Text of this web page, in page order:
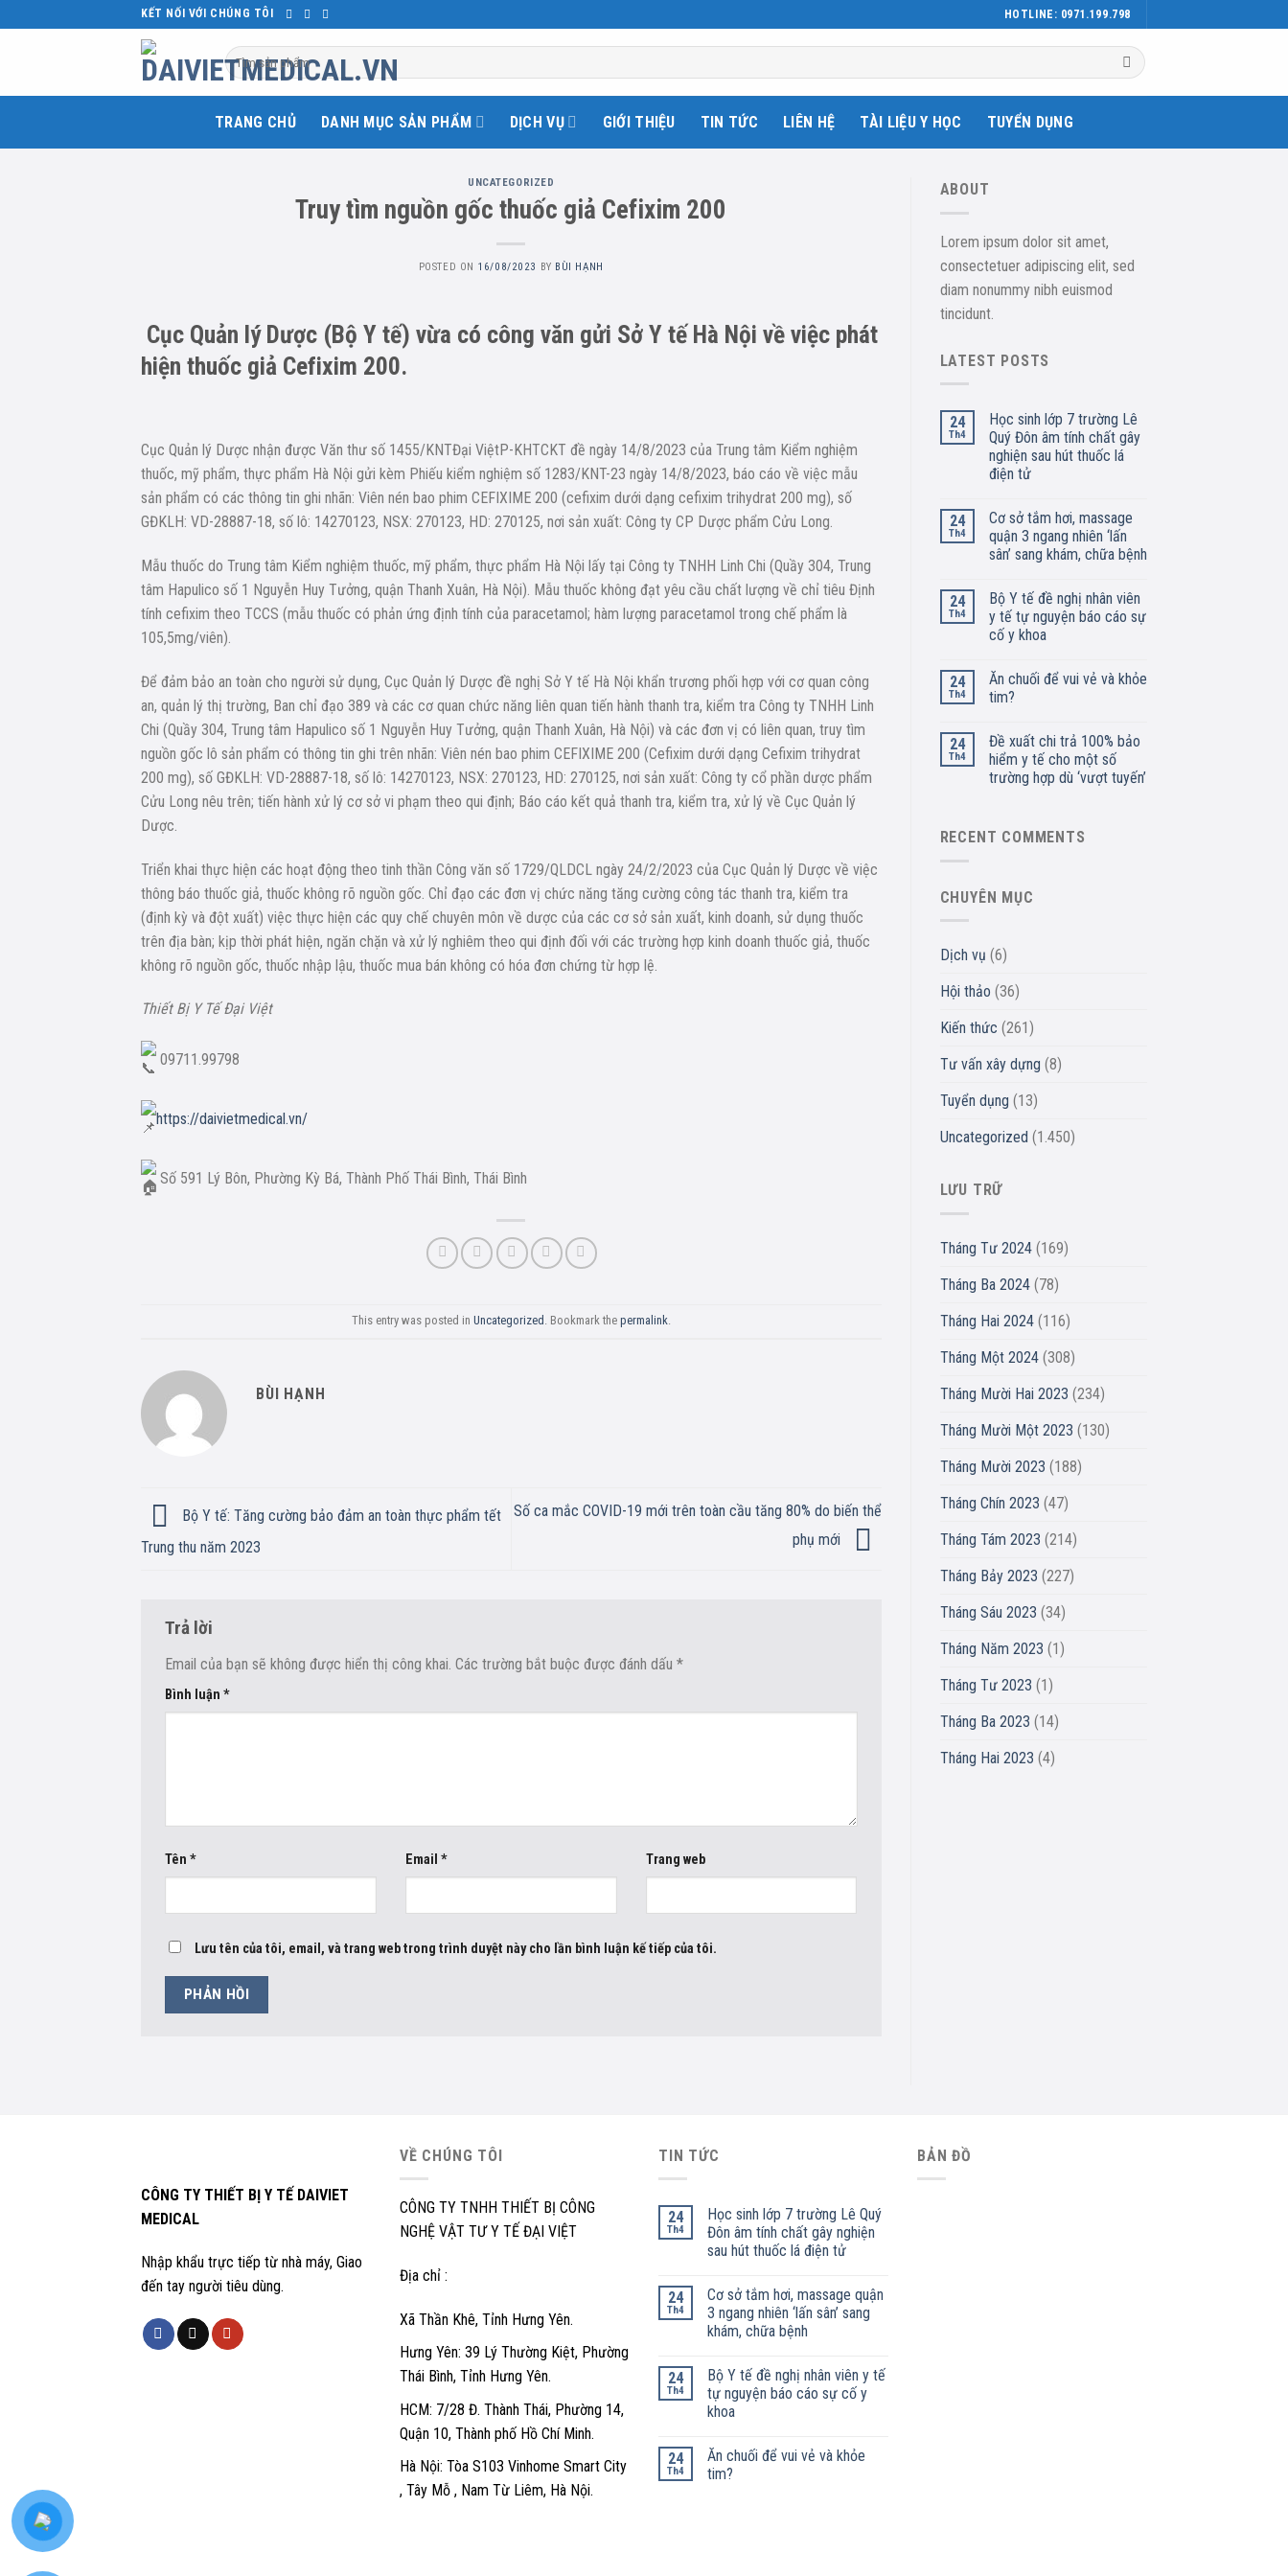
to
KẾT NỐI VỚI CHÚNG TÔI HOTLINE: 0971.199.798
Tìm
kiếm:
TRANG CHỦ DANH MỤC SẢN PHẨM DỊCH VỤ GIỚI THIỆU TIN TỨC LIÊN HỆ TÀI LIỆU Y HỌC TUYỂN DỤNG
UNCATEGORIZED
Truy tìm nguồn gốc thuốc giả Cefixim 200
POSTED ON 16/08/2023 BY BÙI HẠNH
Cục Quản lý Dược (Bộ Y tế) vừa có công văn gửi Sở Y tế Hà Nội về việc phát
hiện thuốc giả Cefixim 200.
Cục Quản lý Dược nhận được Văn thư số 1455/KNTĐại ViệtP-KHTCKT đề ngày 14/8/2023 của Trung tâm Kiểm nghiệm
thuốc, mỹ phẩm, thực phẩm Hà Nội gửi kèm Phiếu kiểm nghiệm số 1283/KNT-23 ngày 14/8/2023, báo cáo về việc mẫu
sản phẩm có các thông tin ghi nhãn: Viên nén bao phim CEFIXIME 200 (cefixim dưới dạng cefixim trihydrat 200 mg), số
GĐKLH: VD-28887-18, số lô: 14270123, NSX: 270123, HD: 270125, nơi sản xuất: Công ty CP Dược phẩm Cửu Long.
Mẫu thuốc do Trung tâm Kiểm nghiệm thuốc, mỹ phẩm, thực phẩm Hà Nội lấy tại Công ty TNHH Linh Chi (Quầy 304, Trung
tâm Hapulico số 1 Nguyễn Huy Tưởng, quận Thanh Xuân, Hà Nội). Mẫu thuốc không đạt yêu cầu chất lượng về chỉ tiêu Định
tính cefixim theo TCCS (mẫu thuốc có phản ứng định tính của paracetamol; hàm lượng paracetamol trong chế phẩm là
105,5mg/viên).
Để đảm bảo an toàn cho người sử dụng, Cục Quản lý Dược đề nghị Sở Y tế Hà Nội khẩn trương phối hợp với cơ quan công
an, quản lý thị trường, Ban chỉ đạo 389 và các cơ quan chức năng liên quan tiến hành thanh tra, kiểm tra Công ty TNHH Linh
Chi (Quầy 304, Trung tâm Hapulico số 1 Nguyễn Huy Tưởng, quận Thanh Xuân, Hà Nội) và các đơn vị có liên quan, truy tìm
nguồn gốc lô sản phẩm có thông tin ghi trên nhãn: Viên nén bao phim CEFIXIME 200 (Cefixim dưới dạng Cefixim trihydrat
200 mg), số GĐKLH: VD-28887-18, số lô: 14270123, NSX: 270123, HD: 270125, nơi sản xuất: Công ty cổ phần dược phẩm
Cửu Long nêu trên; tiến hành xử lý cơ sở vi phạm theo qui định; Báo cáo kết quả thanh tra, kiểm tra, xử lý về Cục Quản lý
Dược.
Triển khai thực hiện các hoạt động theo tinh thần Công văn số 1729/QLDCL ngày 24/2/2023 của Cục Quản lý Dược về việc
thông báo thuốc giả, thuốc không rõ nguồn gốc. Chỉ đạo các đơn vị chức năng tăng cường công tác thanh tra, kiểm tra
(định kỳ và đột xuất) việc thực hiện các quy chế chuyên môn về dược của các cơ sở sản xuất, kinh doanh, sử dụng thuốc
trên địa bàn; kịp thời phát hiện, ngăn chặn và xử lý nghiêm theo qui định đối với các trường hợp kinh doanh thuốc giả, thuốc
không rõ nguồn gốc, thuốc nhập lậu, thuốc mua bán không có hóa đơn chứng từ hợp lệ.
Thiết Bị Y Tế Đại Việt
09711.99798
https://daivietmedical.vn/
Số 591 Lý Bôn, Phường Kỳ Bá, Thành Phố Thái Bình, Thái Bình
This entry was posted in Uncategorized . Bookmark the permalink.
BÙI HẠNH
Bộ Y tế: Tăng cường bảo đảm an toàn thực phẩm tết
Trung thu năm 2023
Số ca mắc COVID-19 mới trên toàn cầu tăng 80% do biến thể
phụ mới
Trả lời
Email của bạn sẽ không được hiển thị công khai. Các trường bắt buộc được đánh dấu *
Bình luận *
Tên * Email * Trang web
Lưu tên của tôi, email, và trang web trong trình duyệt này cho lần bình luận kế tiếp của tôi.
ABOUT
Lorem ipsum dolor sit amet,
consectetuer adipiscing elit, sed
diam nonummy nibh euismod
tincidunt.
LATEST POSTS
24
Th4
Học sinh lớp 7 trường Lê
Quý Đôn âm tính chất gây
nghiện sau hút thuốc lá
điện tử
24
Th4
Cơ sở tắm hơi, massage
quận 3 ngang nhiên ‘lấn
sân’ sang khám, chữa bệnh
24
Th4
Bộ Y tế đề nghị nhân viên
y tế tự nguyện báo cáo sự
cố y khoa
24
Th4
Ăn chuối để vui vẻ và khỏe
tim?
24
Th4
Đề xuất chi trả 100% bảo
hiểm y tế cho một số
trường hợp dù ‘vượt tuyến’
RECENT COMMENTS
CHUYÊN MỤC
Dịch vụ (6)
Hội thảo (36)
Kiến thức (261)
Tư vấn xây dựng (8)
Tuyển dụng (13)
Uncategorized (1.450)
LƯU TRỮ
Tháng Tư 2024(169)
Tháng Ba 2024(78)
Tháng Hai 2024(116)
Tháng Một 2024(308)
Tháng Mười Hai 2023 (234)
Tháng Mười Một 2023 (130)
Tháng Mười 2023 (188)
Tháng Chín 2023 (47)
Tháng Tám 2023 (214)
Tháng Bảy 2023 (227)
Tháng Sáu 2023 (34)
Tháng Năm 2023 (1)
Tháng Tư 2023 (1)
Tháng Ba 2023 (14)
Tháng Hai 2023 (4)
CÔNG TY THIẾT BỊ Y TẾ DAIVIET
MEDICAL
Nhập khẩu trực tiếp từ nhà máy, Giao
đến tay người tiêu dùng.
VỀ CHÚNG TÔI
CÔNG TY TNHH THIẾT BỊ CÔNG
NGHỆ VẬT TƯ Y TẾ ĐẠI VIỆT
Địa chỉ :
Xã Thần Khê, Tỉnh Hưng Yên.
Hưng Yên: 39 Lý Thường Kiệt, Phường
Thái Bình, Tỉnh Hưng Yên.
HCM: 7/28 Đ. Thành Thái, Phường 14,
Quận 10, Thành phố Hồ Chí Minh.
Hà Nội: Tòa S103 Vinhome Smart City
, Tây Mỗ , Nam Từ Liêm, Hà Nội.
TIN TỨC
24
Th4
Học sinh lớp 7 trường Lê Quý
Đôn âm tính chất gây nghiện
sau hút thuốc lá điện tử
24
Th4
Cơ sở tắm hơi, massage quận
3 ngang nhiên ‘lấn sân’ sang
khám, chữa bệnh
24
Th4
Bộ Y tế đề nghị nhân viên y tế
tự nguyện báo cáo sự cố y
khoa
24
Th4
Ăn chuối để vui vẻ và khỏe
tim?
BẢN ĐỒ